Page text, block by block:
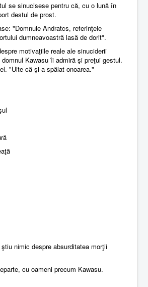
se sinucisese pentru că, cu o lună în
destul de prost.
"Domnule Andratcs, referinţele
dumneavoastră lasă de dorit".
motivaţiile reale ale sinuciderii
Kawasu îi admiră şi preţui gestul.
"Uite că şi-a spălat onoarea."
nimic despre absurditatea morţii
cu oameni precum Kawasu.